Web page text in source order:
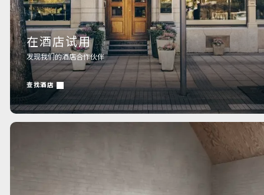
在酒店试用
发现我们的酒店合作伙伴
查找酒店